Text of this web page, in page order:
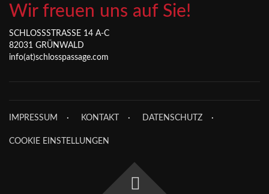
Wir freuen uns auf Sie!
SCHLOSSSTRASSE 14 A-C
82031 GRÜNWALD
info(at)schlosspassage.com
IMPRESSUM KONTAKT DATENSCHUTZ
COOKIE EINSTELLUNGEN